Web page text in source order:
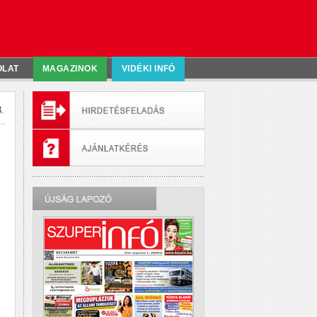
MAGAZINOK VIDÉKI INFÓ